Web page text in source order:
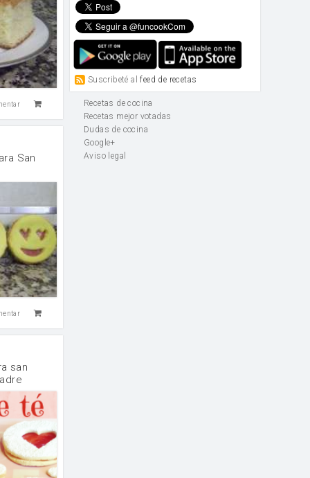
San
san
Suscribeté alfeed de recetas
Recetas de cocina
Recetas mejor votadas
Dudas de cocina
Google+
Aviso legal